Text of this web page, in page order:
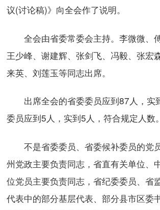
议(讨论稿)》向全会作了说明。
全会由省委常委会主持。李微微、傅
王少峰、谢建辉、张剑飞、冯毅、张宏
来英、刘莲玉等同志出席。
出席全会的省委委员应到87人，实
委员应到5人，实到5人，符合规定人数。
不是省委委员、省委候补委员的党
州党政主要负责同志，省直有关单位、
位党员主要负责同志，省纪委委员、省
代表中的部分基层代表、部分县市区委